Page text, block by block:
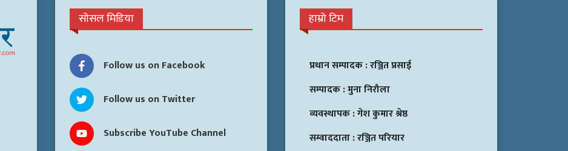
सोसल मिडिया
Follow us on Facebook
Follow us on Twitter
Subscribe YouTube Channel
हाम्रो टिम
प्रधान सम्पादक :रञ्जित प्रसाई
सम्पादक :मुना निरौला
व्यवस्थापक :गेश कुमार श्रेष्ठ
सम्वाददाता :रञ्जित परियार